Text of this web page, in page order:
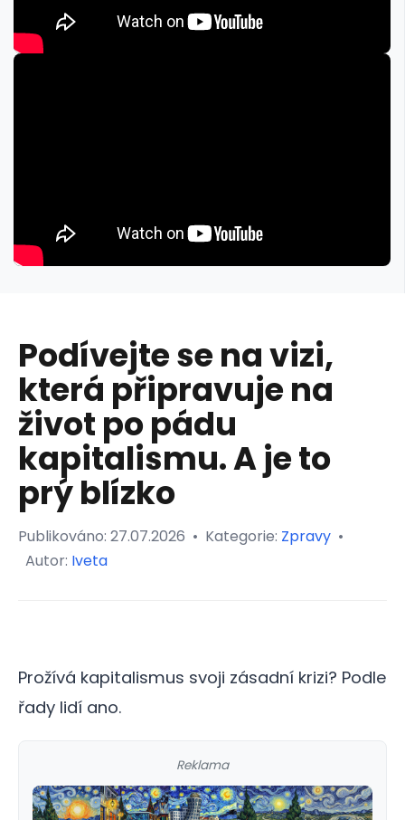
Podívejte se na vizi,
která připravuje na
život po pádu
kapitalismu. A je to
prý blízko
Publikováno: 27.07.2026 • Kategorie: Zpravy •
Autor: Iveta
Prožívá kapitalismus svoji zásadní krizi? Podle
řady lidí ano.
Reklama